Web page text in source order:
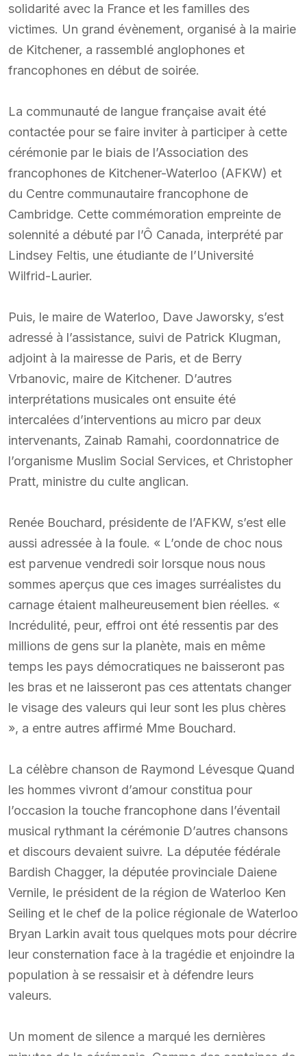
solidarité avec la France et les familles des
victimes. Un grand évènement, organisé à la mairie
de Kitchener, a rassemblé anglophones et
francophones en début de soirée.
La communauté de langue française avait été
contactée pour se faire inviter à participer à cette
cérémonie par le biais de l’Association des
francophones de Kitchener-Waterloo (AFKW) et
du Centre communautaire francophone de
Cambridge. Cette commémoration empreinte de
solennité a débuté par l’Ô Canada, interprété par
Lindsey Feltis, une étudiante de l’Université
Wilfrid-Laurier.
Puis, le maire de Waterloo, Dave Jaworsky, s’est
adressé à l’assistance, suivi de Patrick Klugman,
adjoint à la mairesse de Paris, et de Berry
Vrbanovic, maire de Kitchener. D’autres
interprétations musicales ont ensuite été
intercalées d’interventions au micro par deux
intervenants, Zainab Ramahi, coordonnatrice de
l’organisme Muslim Social Services, et Christopher
Pratt, ministre du culte anglican.
Renée Bouchard, présidente de l’AFKW, s’est elle
aussi adressée à la foule. « L’onde de choc nous
est parvenue vendredi soir lorsque nous nous
sommes aperçus que ces images surréalistes du
carnage étaient malheureusement bien réelles. «
Incrédulité, peur, effroi ont été ressentis par des
millions de gens sur la planète, mais en même
temps les pays démocratiques ne baisseront pas
les bras et ne laisseront pas ces attentats changer
le visage des valeurs qui leur sont les plus chères
», a entre autres affirmé Mme Bouchard.
La célèbre chanson de Raymond Lévesque Quand
les hommes vivront d’amour constitua pour
l’occasion la touche francophone dans l’éventail
musical rythmant la cérémonie D’autres chansons
et discours devaient suivre. La députée fédérale
Bardish Chagger, la députée provinciale Daiene
Vernile, le président de la région de Waterloo Ken
Seiling et le chef de la police régionale de Waterloo
Bryan Larkin avait tous quelques mots pour décrire
leur consternation face à la tragédie et enjoindre la
population à se ressaisir et à défendre leurs
valeurs.
Un moment de silence a marqué les dernières